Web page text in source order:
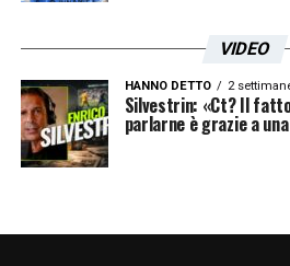
LA PLAYLIST DELLEVIDEO
HANNO DETTO 2
Silvestrin: «Ct? Il
parlarne è grazie a